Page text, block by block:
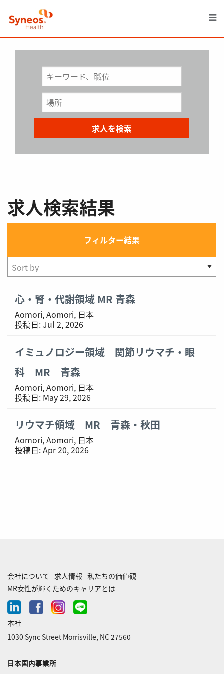
求人検索結果
フィルター結果
results
心・腎・代謝領域 MR 青森
Aomori, Aomori, 日本
投稿日:Jul 2, 2026
イミュノロジー領域 関節リウマチ・眼
科 MR 青森
Aomori, Aomori, 日本
投稿日: May 29, 2026
リウマチ領域 MR 青森・秋田
Aomori, Aomori, 日本
投稿日:Apr 20, 2026
会社について 求人情報 私たちの価値観
MR女性が輝くためのキャリアとは
linkedinfacebookinstagram
line-
本社
1030 Sync Street Morrisville, NC 27560
日本国内事業所